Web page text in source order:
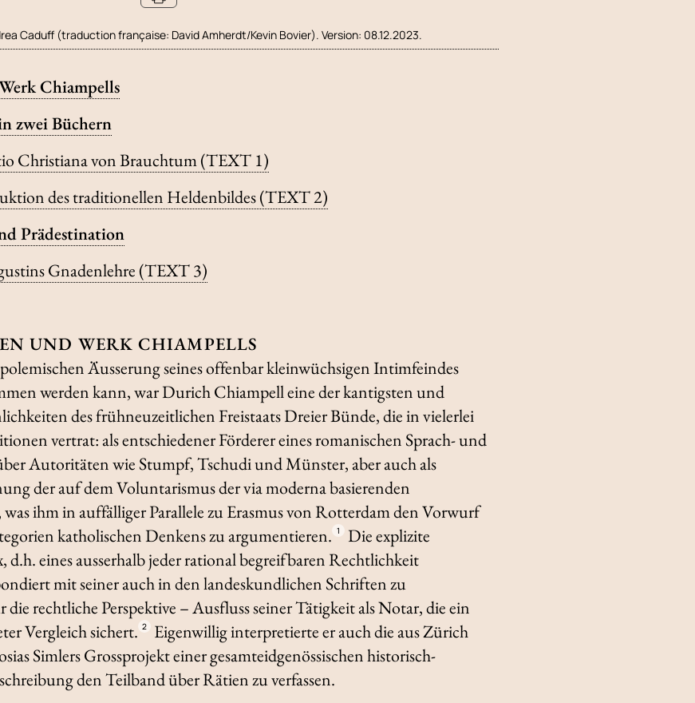
Caduff (traduction française: David Amherdt/Kevin Bovier). Version: 08.12.2023.
Chiampells
zwei Büchern
Christiana von Brauchtum (TEXT 1)
des traditionellen Heldenbildes (TEXT 2)
Prädestination
Gnadenlehre (TEXT 3)
UND WERK CHIAMPELLS
Äusserung seines offenbar kleinwüchsigen Intimfeindes
werden kann, war Durich Chiampell eine der kantigsten und
des frühneuzeitlichen Freistaats Dreier Bünde, die in vielerlei
vertrat: als entschiedener Förderer eines romanischen Sprach- und
Autoritäten wie Stumpf, Tschudi und Münster, aber auch als
der auf dem Voluntarismus dervia modernabasierenden
ihm in auffälliger Parallele zu Erasmus von Rotterdam den Vorwurf
katholischen Denkens zu argumentieren. 1
Die explizite
, d.h. eines ausserhalb jeder rational begreifbaren Rechtlichkeit
mit seiner auch in den landeskundlichen Schriften zu
rechtliche Perspektive – Ausfluss seiner Tätigkeit als Notar, die ein
Vergleich sichert. 2
Eigenwillig interpretierte er auch die aus Zürich
Simlers Grossprojekt einer gesamteidgenössischen historisch-
den Teilband über Rätien zu verfassen.